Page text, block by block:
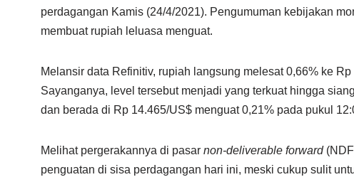
perdagangan Kamis (24/4/2021). Pengumuman kebijakan
membuat rupiah leluasa menguat.
Melansir data Refinitiv, rupiah langsung melesat 0,66% ke
Sayanganya, level tersebut menjadi yang terkuat hingga
dan berada di Rp 14.465/US$ menguat 0,21% pada pukul
Melihat pergerakannya di pasarnon-deliverable forward
penguatan di sisa perdagangan hari ini, meski cukup sulit